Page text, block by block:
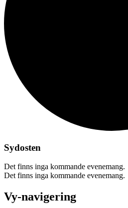
Sydosten
Det finns inga kommande evenemang.
Det finns inga kommande evenemang.
Vy-navigering